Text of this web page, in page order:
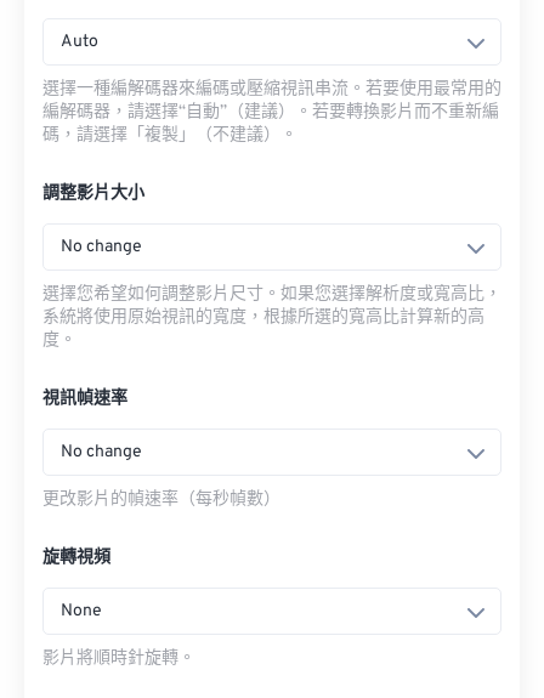
Auto
選擇一種編解碼器來編碼或壓縮視訊串流。若要使用最常用的
編解碼器，請選擇“自動”（建議）。若要轉換影片而不重新編
碼，請選擇「複製」（不建議）。
調整影片大小
No change
選擇您希望如何調整影片尺寸。如果您選擇解析度或寬高比，
系統將使用原始視訊的寬度，根據所選的寬高比計算新的高
度。
視訊幀速率
No change
更改影片的幀速率（每秒幀數）
旋轉視頻
None
影片將順時針旋轉。